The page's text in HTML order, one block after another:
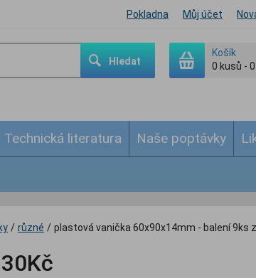
Pokladna Můj účet
Hledat
Košík
0 kusů -
Technická literatura Naše poptávky
/ různé / plastová vanička 60x90x14mm - balení 9ks